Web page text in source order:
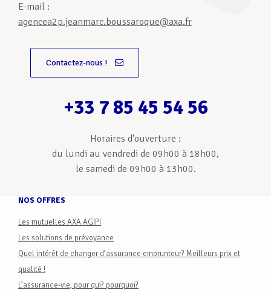
E-mail :
agencea2p.jeanmarc.boussaroque@axa.fr
Contactez-nous !
+33 7 85 45 54 56
Horaires d'ouverture :
du lundi au vendredi de 09h00 à 18h00,
le samedi de 09h00 à 13h00.
NOS OFFRES
Les mutuelles AXA AGIPI
Les solutions de prévoyance
Quel intérêt de changer d’assurance emprunteur? Meilleurs prix et
qualité !
L’assurance-vie, pour qui? pourquoi?